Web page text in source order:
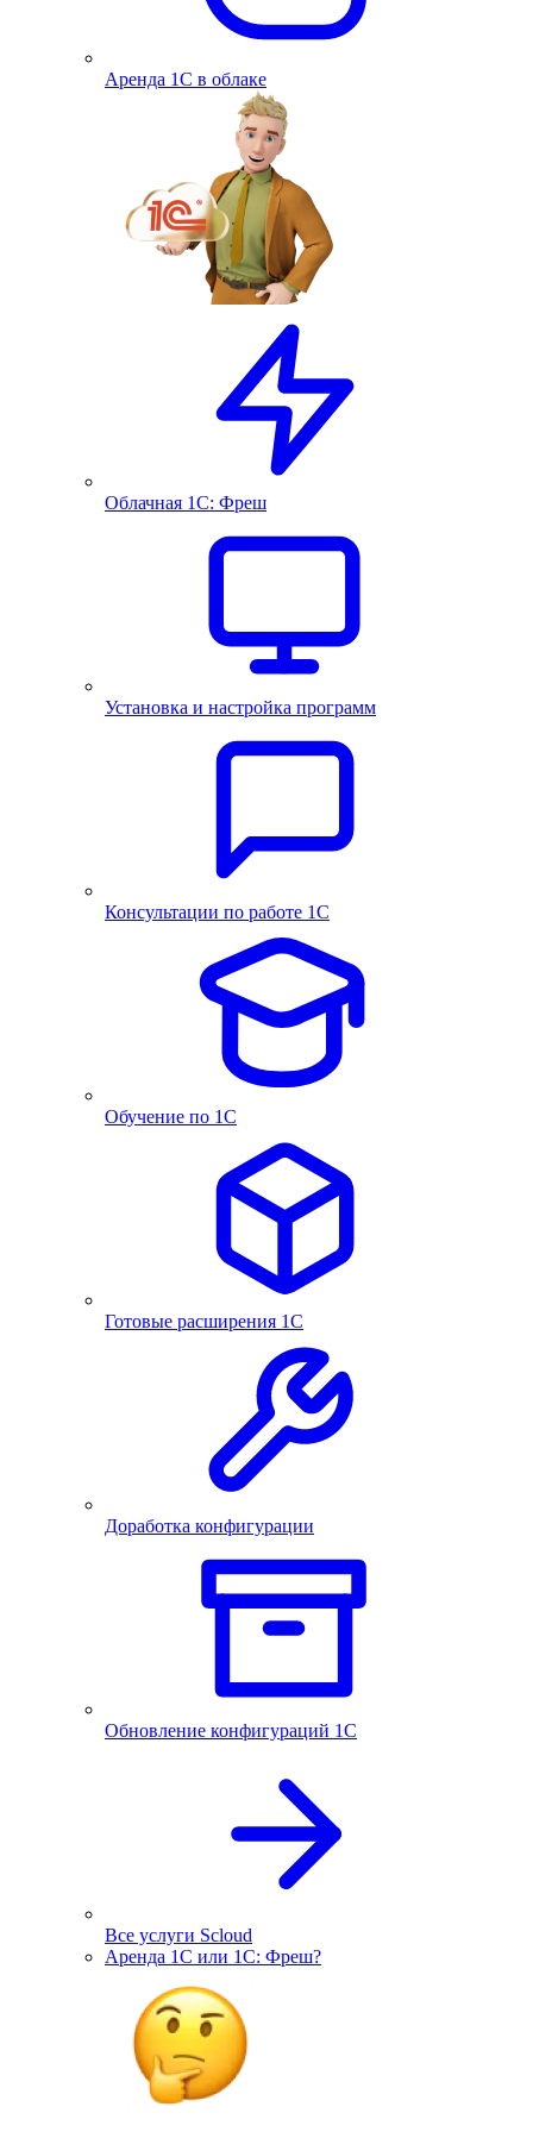
Аренда 1С в облаке
Облачная 1С: Фреш
Установка и настройка программ
Консультации по работе 1С
Обучение по 1С
Готовые расширения 1С
Доработка конфигурации
Обновление конфигураций 1С
Все услуги Scloud
Аренда 1С или 1С: Фреш?